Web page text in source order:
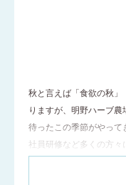
秋と言えば「食欲の秋」
りますが、明野ハーブ
待ったこの季節がやって
社員研修など多くの方
水やり、摘花、剪定、